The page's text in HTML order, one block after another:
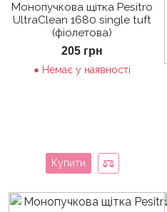
Монопучкова щітка Pesitro
UltraClean 1680 single tuft
(фіолетова)
205 грн
Немає у наявності
Купити